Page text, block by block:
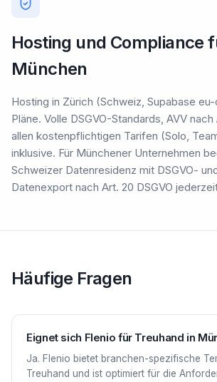
Hosting und Compliance
München
Hosting in Zürich (Schweiz, Supabase
Pläne. Volle DSGVO-Standards, AVV nach
allen kostenpflichtigen Tarifen (Solo,
inklusive. Für Münchener Unternehmen
Schweizer Datenresidenz mit DSGVO-
Datenexport nach Art. 20 DSGVO
Häufige Fragen
Eignet sich Flenio für Treuhand in
Ja. Flenio bietet branchen-spezifische
Treuhand und ist optimiert für die